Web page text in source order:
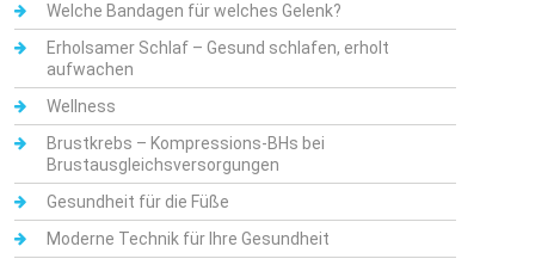
Welche Bandagen für welches Gelenk?
Erholsamer Schlaf – Gesund schlafen, erholt
aufwachen
Wellness
Brustkrebs – Kompressions-BHs bei
Brustausgleichsversorgungen
Gesundheit für die Füße
Moderne Technik für Ihre Gesundheit